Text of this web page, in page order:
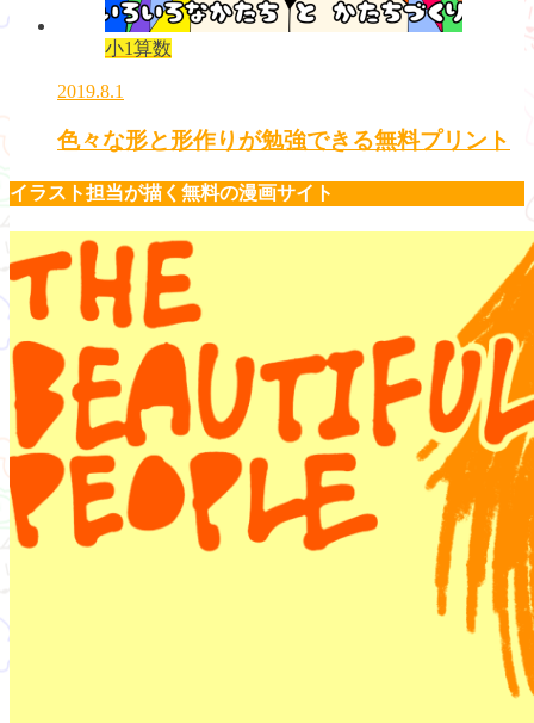
小1算数
2019.8.1
色々な形と形作りが勉強できる無料プリント
イラスト担当が描く無料の漫画サイト